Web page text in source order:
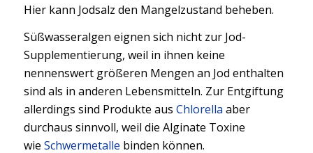
Hier kann Jodsalz den Mangelzustand beheben.
Süßwasseralgen eignen sich nicht zur Jod-
Supplementierung, weil in ihnen keine
nennenswert größeren Mengen an Jod enthalten
sind als in anderen Lebensmitteln. Zur Entgiftung
allerdings sind Produkte aus Chlorella aber
durchaus sinnvoll, weil die Alginate Toxine
wie Schwermetalle binden können.